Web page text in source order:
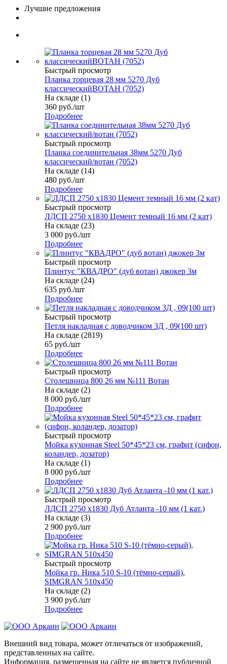
Лучшие предложения
Быстрый просмотр
Планка торцевая 28 мм 5270 Дуб
классическийВОТАН (7052)
На складе (1)
360 руб./шт
Подробнее
Быстрый просмотр
Планка соединительная 38мм 5270 Дуб
классический/вотан (7052)
На складе (14)
480 руб./шт
Подробнее
Быстрый просмотр
ЛДСП 2750 х1830 Цемент темный 16 мм (2 кат)
На складе (23)
3 000 руб./шт
Подробнее
Быстрый просмотр
Плинтус "КВАДРО" (дуб вотан) джокер 3м
На складе (24)
635 руб./шт
Подробнее
Быстрый просмотр
Петля накладная с доводчиком 3Д , 09(100 шт)
На складе (2819)
65 руб./шт
Подробнее
Быстрый просмотр
Столешница 800 26 мм №111 Вотан
На складе (2)
8 000 руб./шт
Подробнее
Быстрый просмотр
Мойка кухонная Steel 50*45*23 см, графит (сифон,
коландер, дозатор)
На складе (1)
8 000 руб./шт
Подробнее
Быстрый просмотр
ЛДСП 2750 х1830 Дуб Атланта -10 мм (1 кат.)
На складе (3)
2 900 руб./шт
Подробнее
Быстрый просмотр
Мойка гр. Ника 510 S-10 (тёмно-серый),
SIMGRAN 510х450
На складе (2)
3 900 руб./шт
Подробнее
Внешний вид товара, может отличаться от изображений,
представленных на сайте.
Информация, размещенная на сайте не является публичной